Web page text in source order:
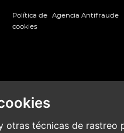
otras técnicas de rastreo
Política de
cookies
Agencia Antifraude